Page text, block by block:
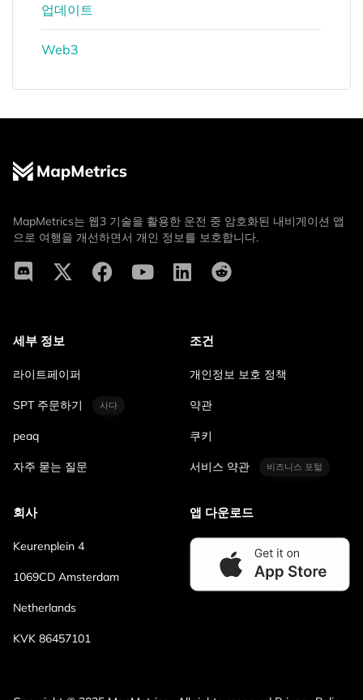
업데이트
Web3
MapMetrics는 웹3 기술을 활용한 운전 중 암호화된 내비게이션 앱
으로 여행을 개선하면서 개인 정보를 보호합니다.
세부 정보
라이트페이퍼
SPT 주문하기 사다
peaq
자주 묻는 질문
조건
개인정보 보호 정책
약관
쿠키
서비스 약관 비즈니스 포털
회사
Keurenplein 4
1069CD Amsterdam
Netherlands
KVK 86457101
앱 다운로드